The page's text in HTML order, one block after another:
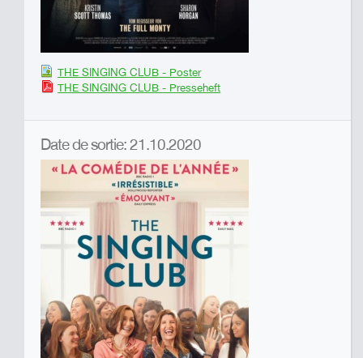
THE SINGING CLUB - Poster
THE SINGING CLUB - Presseheft
Date de sortie: 21.10.2020